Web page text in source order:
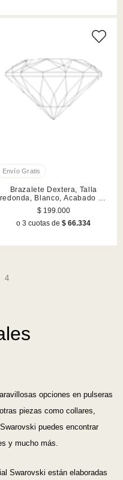
Brazalete Dextera, Talla
redonda, Blanco, Acabado en
tono oro
$ 199.000
o 3 cuotas de$ 66.334
4
opciones en pulseras
piezas como collares,
puedes encontrar
y mucho más.
Swarovski están elaboradas